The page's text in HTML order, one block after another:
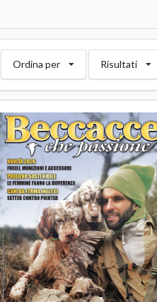
Ordina per Risultati